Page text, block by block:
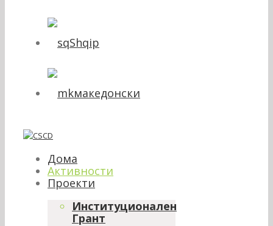
Shqip
македонски
Дома
Активности
Проекти
Институционален
Грант